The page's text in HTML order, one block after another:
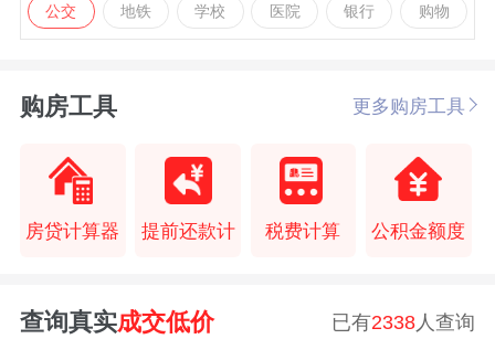
公交 地铁 学校 医院 银行 购物
购房工具 更多购房工具
房贷计算器 提前还款计 税费计算 公积金额度
查询真实成交低价 已有2338 人查询